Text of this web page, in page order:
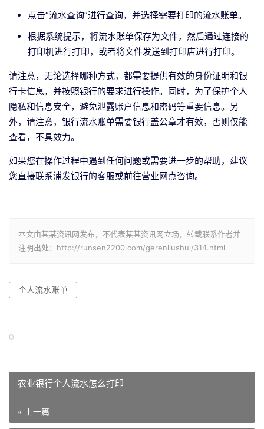
点击“流水查询”进行查询，并选择需要打印的流水账单。
根据系统提示，将流水账单保存为文件，然后通过连接的
打印机进行打印，或者将文件发送到打印店进行打印。
请注意，无论选择哪种方式，都需要提供有效的身份证明和银
行卡信息，并按照银行的要求进行操作。同时，为了保护个人
隐私和信息安全，避免泄露账户信息和密码等重要信息。另
外，请注意，银行流水账单需要银行盖公章才有效，否则仅能
查看，不具效力。
如果您在操作过程中遇到任何问题或需要进一步的帮助，建议
您直接联系浦发银行的客服或前往营业网点咨询。
本文由某某资讯网发布，不代表某某资讯网立场，转载联系作者并
注明出处：http://runsen2200.com/gerenliushui/314.html
个人流水账单
0
农业银行个人流水怎么打印
« 上一篇